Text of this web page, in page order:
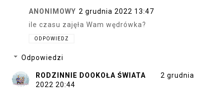
ANONIMOWY 2 grudnia 2022 13:47
ile czasu zajęła Wam wędrówka?
ODPOWIEDZ
Odpowiedzi
RODZINNIE DOOKOŁA ŚWIATA
2 grudnia
2022 20:44